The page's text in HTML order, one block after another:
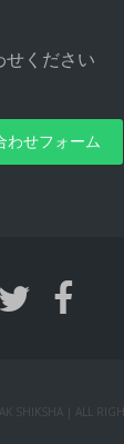
ください
わせフォーム
SHIKSHA | ALL